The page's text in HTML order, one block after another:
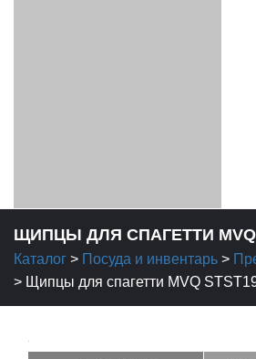
ЩИПЦЫ ДЛЯ СПАГЕТТИ MVQ
Каталог > Посуда и инвентарь >
> Щипцы для спагетти MVQ